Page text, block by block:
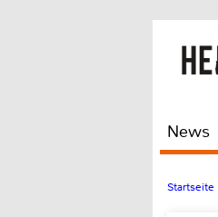
News
Startseite